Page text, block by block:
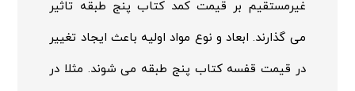
غیرمستقیم بر قیمت کمد کتاب پنج طبقه تاثیر
می گذارند. ابعاد و نوع مواد اولیه باعث ایجاد تغییر
در قیمت قفسه کتاب پنج طبقه می شوند. مثلا در